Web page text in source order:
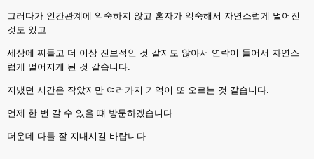
그러다가 인간관계에 익숙하지 않고 혼자가 익숙해서 자연스럽게 멀어진
것도 있고
세상에 찌들고 더 이상 진보적인 것 같지도 않아서 연락이 들어서 자연스
럽게 멀어지게 된 것 같습니다.
지냈던 시간은 작았지만 여러가지 기억이 또 오르는 것 같습니다.
언제 한 번 갈 수 있을 떄 방문하겠습니다.
더운데 다들 잘 지내시길 바랍니다.